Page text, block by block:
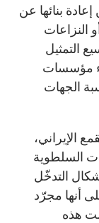
بنائها عن
النزاعات
التمثيل
مؤسسات
الجهات
الإيراني،
السلطوية
التدخّل
أنها مجرّد
هذه